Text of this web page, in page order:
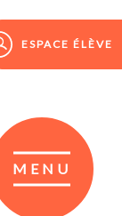
ESPACE ÉLÈVE
MENU
ESPACE ÉLÈVE